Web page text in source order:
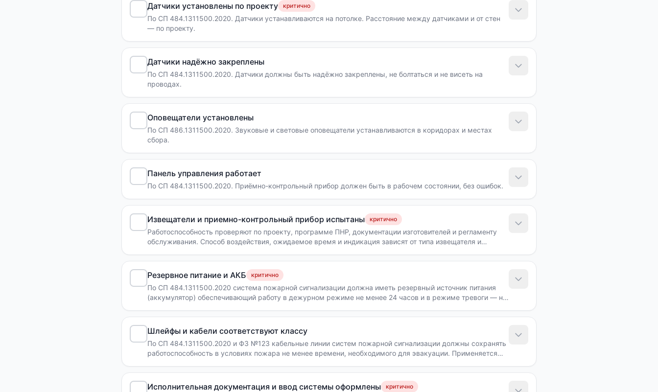
Датчики установлены по проекту критично
По СП 484.1311500.2020. Датчики устанавливаются на потолке. Расстояние между датчиками и от стен
— по проекту.
Датчики надёжно закреплены
По СП 484.1311500.2020. Датчики должны быть надёжно закреплены, не болтаться и не висеть на
проводах.
Оповещатели установлены
По СП 486.1311500.2020. Звуковые и световые оповещатели устанавливаются в коридорах и местах
сбора.
Панель управления работает
По СП 484.1311500.2020. Приёмно-контрольный прибор должен быть в рабочем состоянии, без ошибок.
Извещатели и приемно-контрольный прибор испытаны критично
Работоспособность проверяют по проекту, программе ПНР, документации изготовителей и регламенту
обслуживания. Способ воздействия, ожидаемое время и индикация зависят от типа извещателя и
Резервное питание и АКБ критично
По СП 484.1311500.2020 система пожарной сигнализации должна иметь резервный источник питания
(аккумулятор) обеспечивающий работу в дежурном режиме не менее 24 часов и в режиме тревоги — не
работоспособности.
Шлейфы и кабели соответствуют классу
По СП 484.1311500.2020 и ФЗ №123 кабельные линии систем пожарной сигнализации должны сохранять
работоспособность в условиях пожара не менее времени, необходимого для эвакуации. Применяется
Исполнительная документация и ввод системы оформлены критично